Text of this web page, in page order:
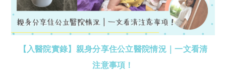
【入醫院實錄】親身分享住公立醫院情況｜一文看清
注意事項！